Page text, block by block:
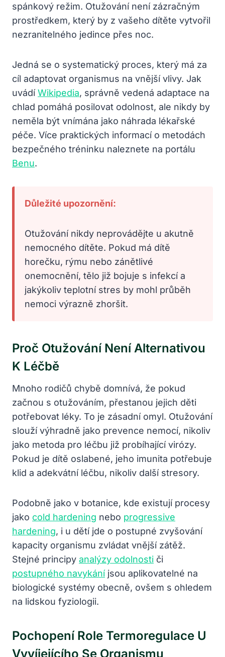
spánkový režim. Otužování není zázračným
prostředkem, který by z vašeho dítěte vytvořil
nezranitelného jedince přes noc.
Jedná se o systematický proces, který má za
cíl adaptovat organismus na vnější vlivy. Jak
uvádíWikipedia, správně vedená adaptace na
chlad pomáhá posilovat odolnost, ale nikdy by
neměla být vnímána jako náhrada lékařské
péče. Více praktických informací o metodách
bezpečného tréninku naleznete na portálu
Benu.
Důležité upozornění:
Otužování nikdy neprovádějte u akutně
nemocného dítěte. Pokud má dítě
horečku, rýmu nebo zánětlivé
onemocnění, tělo již bojuje s infekcí a
jakýkoliv teplotní stres by mohl průběh
nemoci výrazně zhoršit.
Proč Otužování Není Alternativou
K Léčbě
Mnoho rodičů chybě domnívá, že pokud
začnou s otužováním, přestanou jejich děti
potřebovat léky. To je zásadní omyl. Otužování
slouží výhradně jako prevence nemocí, nikoliv
jako metoda pro léčbu již probíhající virózy.
Pokud je dítě oslabené, jeho imunita potřebuje
klid a adekvátní léčbu, nikoliv další stresory.
Podobně jako v botanice, kde existují procesy
jako cold hardening nebo progressive
hardening, i u dětí jde o postupné zvyšování
kapacity organismu zvládat vnější zátěž.
Stejné principy analýzy odolnosti či
postupného navykáníjsou aplikovatelné na
biologické systémy obecně, ovšem s ohledem
na lidskou fyziologii.
Pochopení Role Termoregulace U
Vyvíjejícího Se Organismu